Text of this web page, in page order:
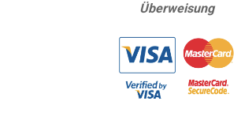
Überweisung